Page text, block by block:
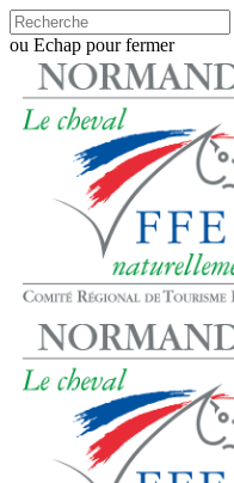
Skip
to
main
content
ou Echap pour fermer
Close
Search